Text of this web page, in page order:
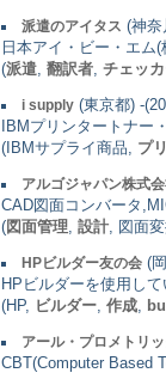
派遣のアイタス (神奈
日本アイ・ビー・エム
(派遣 翻訳者 チェッ
i supply (東京都) -
IBMプリンタートナー
(IBMサプライ商品, プ
アルゴジャパン株式
CAD図面コンバータ
(図面管理 設計 , 図面
HPビルダー友の会 (
HPビルダーを使用し
(HP, ビルダー 作成
アール・プロメトリ
CBT(Computer Based